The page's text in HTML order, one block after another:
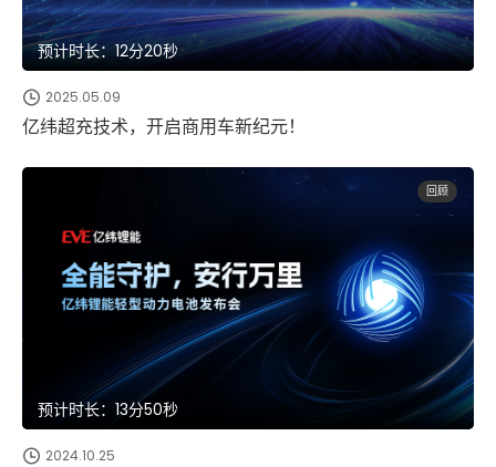
预计时长：12分20秒
2025.05.09
亿纬超充技术，开启商用车新纪元！
回顾
预计时长：13分50秒
2024.10.25